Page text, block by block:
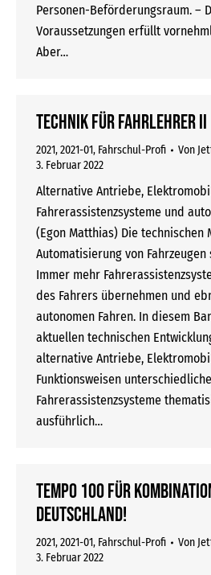
Personen-Beförderungsraum. –
Voraussetzungen erfüllt
Aber…
Technik für Fahrlehrer II
2021,2021-01, Fahrschul-Profi Von
3. Februar 2022
Alternative Antriebe,
Fahrerassistenzsysteme und
(Egon Matthias) Die technischen
Automatisierung von
Immer mehr
des Fahrers übernehmen und
autonomen Fahren. In diesem
aktuellen technischen
alternative Antriebe,
Funktionsweisen
Fahrerassistenzsysteme
ausführlich…
Tempo 100 für
Deutschland!
2021,2021-01, Fahrschul-Profi Von
3. Februar 2022